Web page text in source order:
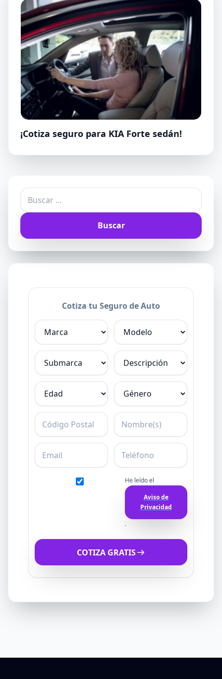
¡Cotiza seguro para KIA Forte sedán!
Buscar:
Cotiza tu Seguro de Auto
Marca
Modelo
Submarca Descripción
Edad Género
C.P. Nombre
Email Teléfono
He leído el
Aviso de
Privacidad
.
COTIZA GRATIS